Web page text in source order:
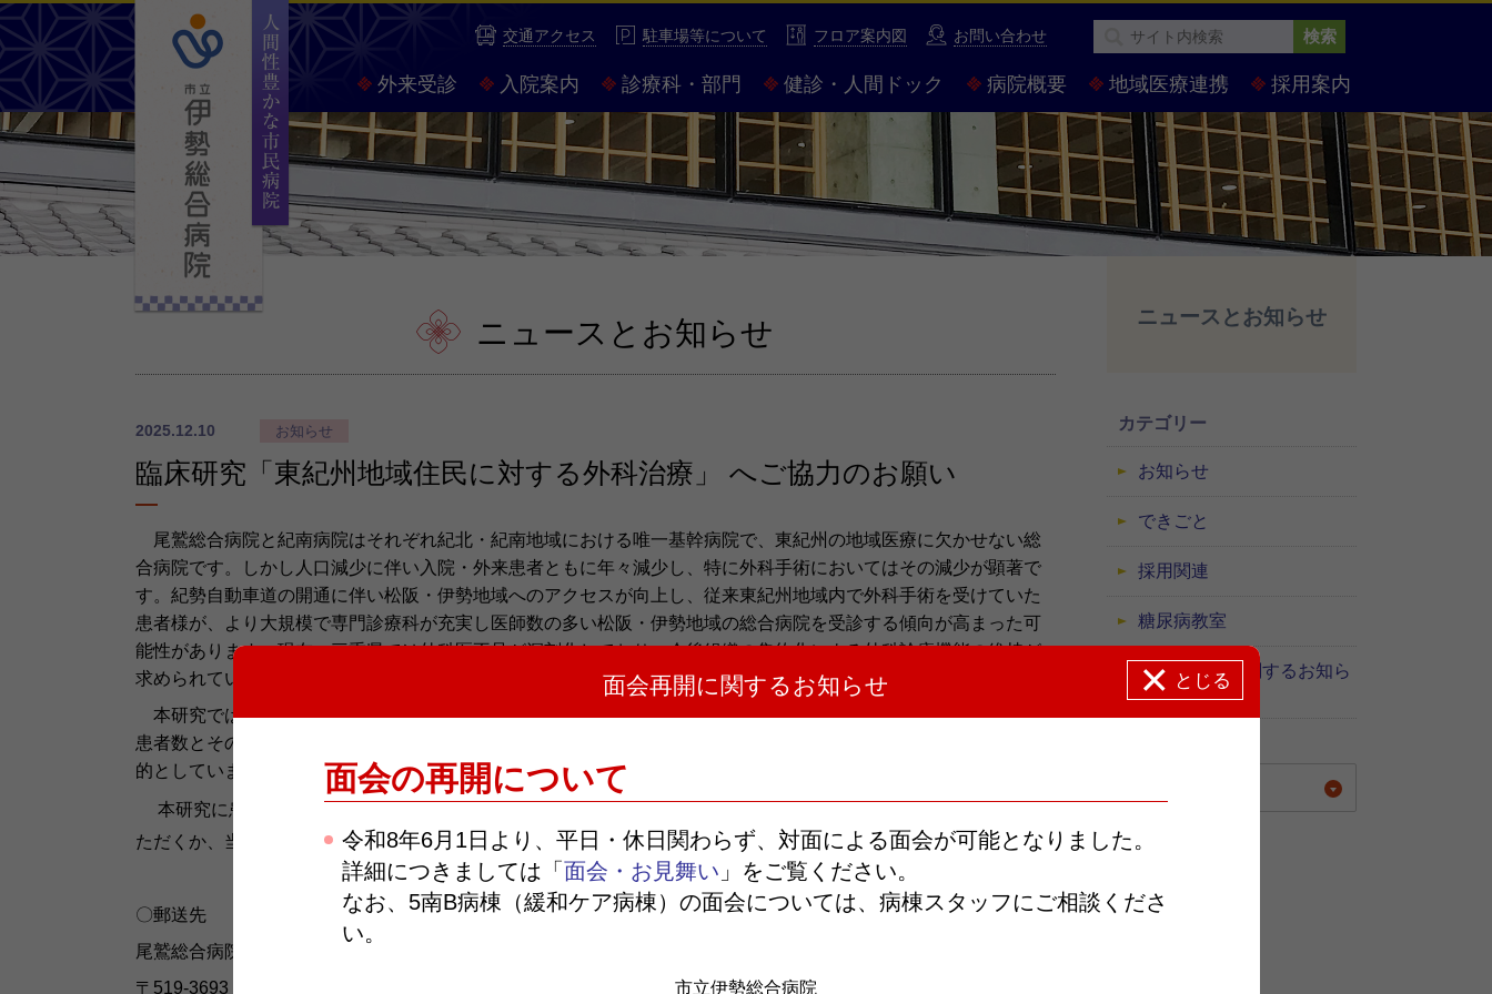
面会再開に関するお知らせ とじる
面会の再開について
令和8年6月1日より、平日・休日関わらず、対面による面会が可能となりました。
詳細につきましては「 面会・お見舞い 」をご覧ください。
なお、5南B病棟（緩和ケア病棟）の面会については、病棟スタッフにご相談くださ
い。
市立伊勢総合病院
人間性豊かな市民病院 市立伊勢総合病院
外来受診 入院案内 診療科・部門 健診・人間ドック 病院概要 地域医療連携 採用案内
交通アクセス 駐車場等について フロア案内図 お問い合わせ 検索
ニュースとお知らせ
2025.12.10 お知らせ
臨床研究「東紀州地域住民に対する外科治療」 へご協力のお願い
尾鷲総合病院と紀南病院はそれぞれ紀北・紀南地域における唯一基幹病院で、東紀州の地域医療に欠かせない総
合病院です。しかし人口減少に伴い入院・外来患者ともに年々減少し、特に外科手術においてはその減少が顕著で
す。紀勢自動車道の開通に伴い松阪・伊勢地域へのアクセスが向上し、従来東紀州地域内で外科手術を受けていた
患者様が、より大規模で専門診療科が充実し医師数の多い松阪・伊勢地域の総合病院を受診する傾向が高まった可
能性があります。現在、三重県では外科医不足が深刻化しており、今後組織の集約化による外科診療機能の維持が
求められています。
本研究では東紀州地域の住民で尾鷲総合病院及び紀南病院以外、特に近隣の松阪・伊勢地区で外科治療を受けた
患者数とその推移、そしてその特徴を調査し、今後の東紀州地域での外科診療のあり方について検討することを目
的としています。
本研究に患者様の診療情報等の登録を拒否される場合は、
ただくか、当病院外科外来にご提出ください。
〇郵送先
尾鷲総合病院 外科 前田光貴
〒 519-3693
ニュースとお知らせ
カテゴリー
お知らせ
できごと
採用関連
糖尿病教室
感染症対策に関するお知ら
せ